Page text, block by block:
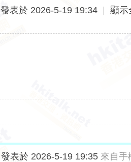
發表於 2026-5-19 19:34 顯示
發表於 2026-5-19 19:35 來自手